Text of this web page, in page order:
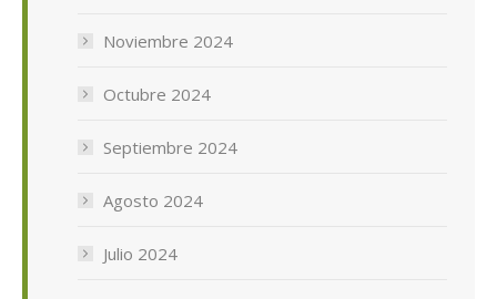
Noviembre 2024
Octubre 2024
Septiembre 2024
Agosto 2024
Julio 2024